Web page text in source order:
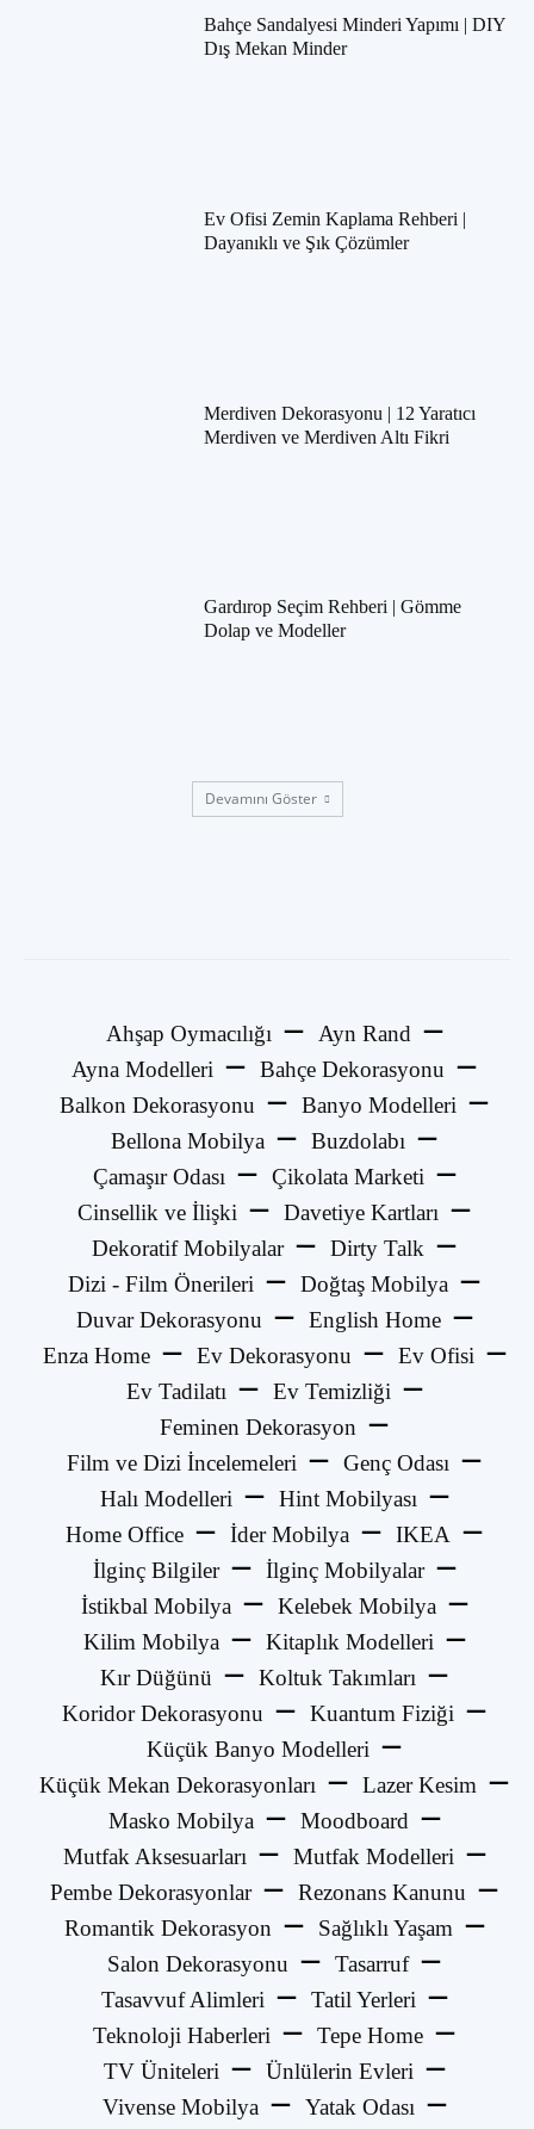
Bahçe Sandalyesi Minderi Yapımı | DIY
Dış Mekan Minder
Ev Ofisi Zemin Kaplama Rehberi |
Dayanıklı ve Şık Çözümler
Merdiven Dekorasyonu | 12 Yaratıcı
Merdiven ve Merdiven Altı Fikri
Gardırop Seçim Rehberi | Gömme
Dolap ve Modeller
Devamını Göster
Ahşap Oymacılığı
Ayn Rand
Ayna Modelleri
Bahçe Dekorasyonu
Balkon Dekorasyonu
Banyo Modelleri
Bellona Mobilya
Buzdolabı
Çamaşır Odası
Çikolata Marketi
Cinsellik ve İlişki
Davetiye Kartları
Dekoratif Mobilyalar
Dirty Talk
Dizi - Film Önerileri
Doğtaş Mobilya
Duvar Dekorasyonu
English Home
Enza Home
Ev Dekorasyonu
Ev Ofisi
Ev Tadilatı
Ev Temizliği
Feminen Dekorasyon
Film ve Dizi İncelemeleri
Genç Odası
Halı Modelleri
Hint Mobilyası
Home Office
İder Mobilya
IKEA
İlginç Bilgiler
İlginç Mobilyalar
İstikbal Mobilya
Kelebek Mobilya
Kilim Mobilya
Kitaplık Modelleri
Kır Düğünü
Koltuk Takımları
Koridor Dekorasyonu
Kuantum Fiziği
Küçük Banyo Modelleri
Küçük Mekan Dekorasyonları
Lazer Kesim
Masko Mobilya
Moodboard
Mutfak Aksesuarları
Mutfak Modelleri
Pembe Dekorasyonlar
Rezonans Kanunu
Romantik Dekorasyon
Sağlıklı Yaşam
Salon Dekorasyonu
Tasarruf
Tasavvuf Alimleri
Tatil Yerleri
Teknoloji Haberleri
Tepe Home
TV Üniteleri
Ünlülerin Evleri
Vivense Mobilya
Yatak Odası